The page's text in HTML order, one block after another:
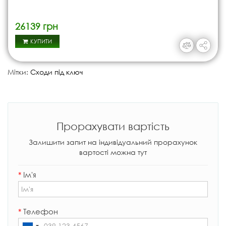
26139 грн
КУПИТИ
Мітки: Сходи під ключ
Прорахувати вартість
Залишити запит на індивідуальний прорахунок
вартості можна тут
* Ім'я
* Телефон